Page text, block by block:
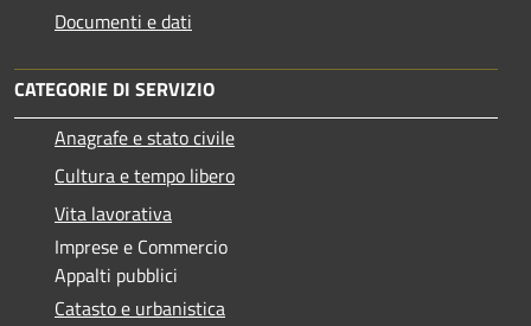
Documenti e dati
CATEGORIE DI SERVIZIO
Anagrafe e stato civile
Cultura e tempo libero
Vita lavorativa
Imprese e Commercio
Appalti pubblici
Catasto e urbanistica